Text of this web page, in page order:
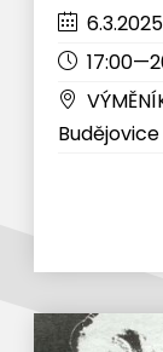
6.3.2025
Budějovice